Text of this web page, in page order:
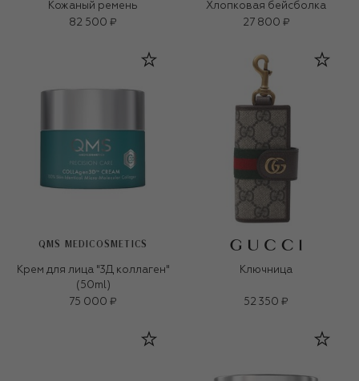
Кожаный ремень
82 500 ₽
Хлопковая бейсболка
27 800 ₽
QMS MEDICOSMETICS
Крем для лица "3Д коллаген"
(50ml)
75 000 ₽
Ключница
52 350 ₽